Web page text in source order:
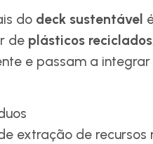
do deck sustentável
de plásticos reciclados
e passam a integrar
extração de recursos